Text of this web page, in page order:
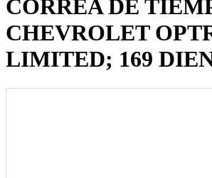
CORREA DE
CHEVROLET
LIMITED; 169